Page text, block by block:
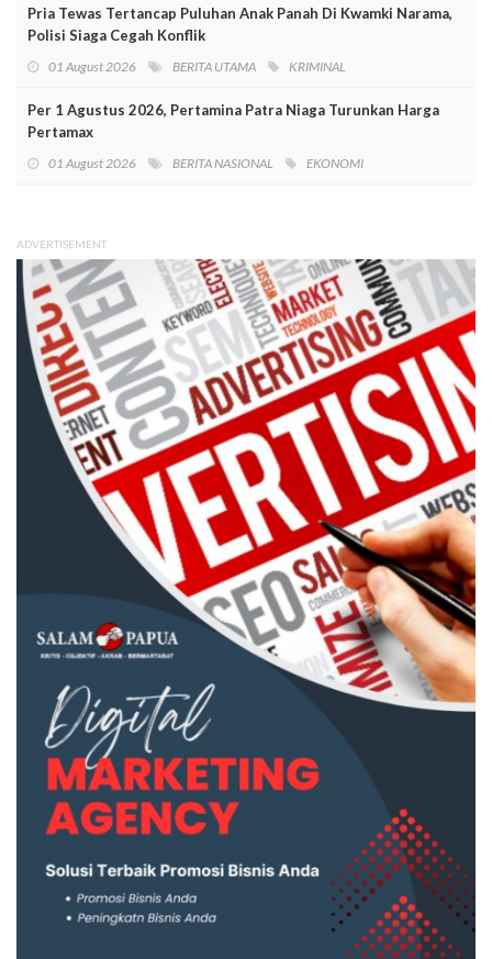
Pria Tewas Tertancap Puluhan Anak Panah Di Kwamki Narama,
Polisi Siaga Cegah Konflik
01 August 2026 BERITA UTAMA KRIMINAL
Per 1 Agustus 2026, Pertamina Patra Niaga Turunkan Harga
Pertamax
01 August 2026 BERITA NASIONAL EKONOMI
ADVERTISEMENT